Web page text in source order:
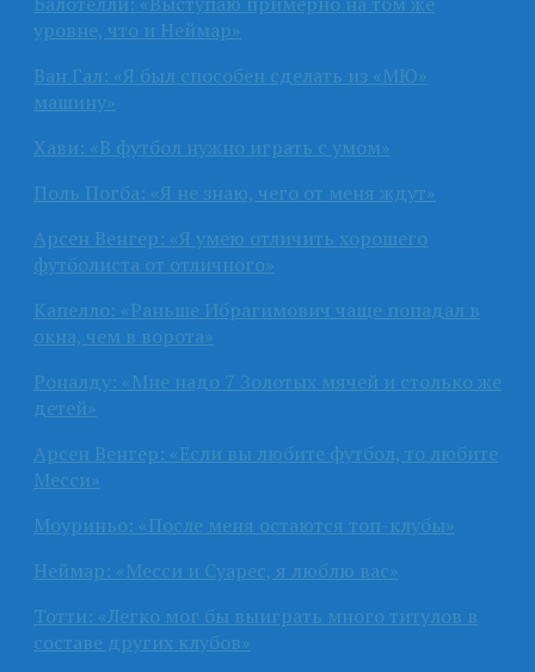
уровне, что и Неймар»
Ван Гал: «Я был способен сделать из «МЮ»
машину»
Хави: «В футбол нужно играть с умом»
Поль Погба: «Я не знаю, чего от меня ждут»
Арсен Венгер: «Я умею отличить хорошего
футболиста от отличного»
Капелло: «Раньше Ибрагимович чаще попадал в
окна, чем в ворота»
Роналду: «Мне надо 7 Золотых мячей и столько же
детей»
Арсен Венгер: «Если вы любите футбол, то любите
Месси»
Моуриньо: «После меня остаются топ-клубы»
Неймар: «Месси и Суарес, я люблю вас»
Тотти: «Легко мог бы выиграть много титулов в
составе других клубов»